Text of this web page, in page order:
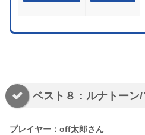
ベスト８：ルナトーン/
プレイヤー：off太郎さん